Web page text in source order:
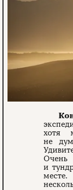
хотя
не
Очень
и